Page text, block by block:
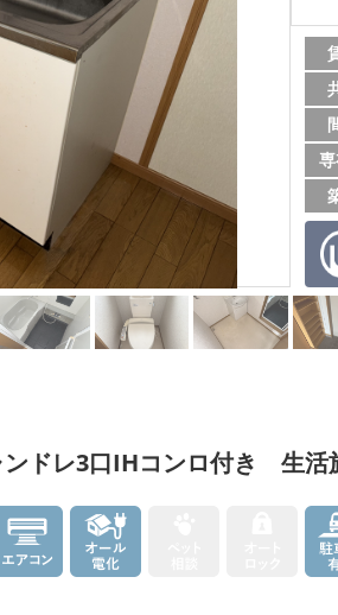
ンドレ3口IHコンロ付き 生活